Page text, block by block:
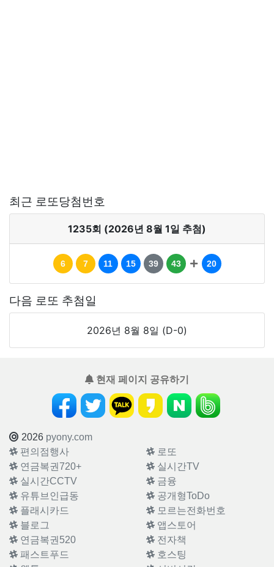
최근 로또당첨번호
1235회 (2026년 8월 1일 추첨)
6 7 11 15 39 43 20
다음 로또 추첨일
2026년 8월 8일 (D-0)
현재 페이지 공유하기
2026 pyony.com
편의점행사
로또
연금복권720+
실시간TV
실시간CCTV
금융
유튜브인급동
공개형ToDo
플래시카드
모르는전화번호
블로그
앱스토어
연금복권520
전자책
패스트푸드
호스팅